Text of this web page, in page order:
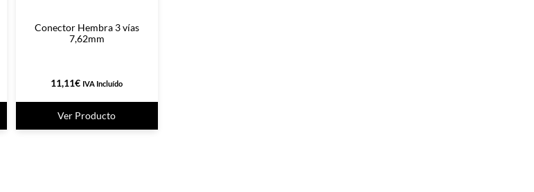
Conector Hembra 3 vías
7,62mm
11,11€ IVA Incluído
Ver Producto